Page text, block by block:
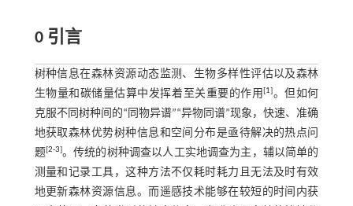
0 引言
树种信息在森林资源动态监测、生物多样性评估以及森林
生物量和碳储量估算中发挥着至关重要的作用[1]。但如何
克服不同树种间的“同物异谱”“异物同谱”现象，快速、准确
地获取森林优势树种信息和空间分布是亟待解决的热点问
题[2-3]。传统的树种调查以人工实地调查为主，辅以简单的
测量和记录工具，这种方法不仅耗时耗力且无法及时有效
地更新森林资源信息。而遥感技术能够在较短的时间内获